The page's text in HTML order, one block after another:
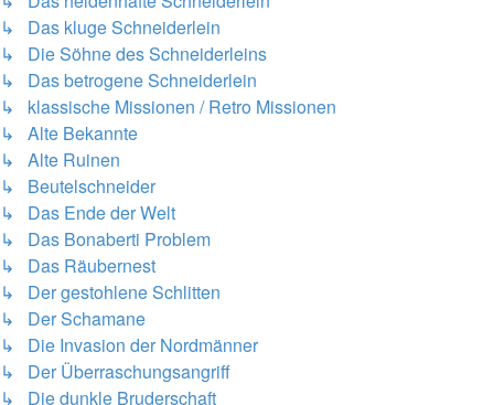
↳ Das kluge Schneiderlein
↳ Die Söhne des Schneiderleins
↳ Das betrogene Schneiderlein
↳ klassische Missionen / Retro Missionen
↳ Alte Bekannte
↳ Alte Ruinen
↳ Beutelschneider
↳ Das Ende der Welt
↳ Das Bonaberti Problem
↳ Das Räubernest
↳ Der gestohlene Schlitten
↳ Der Schamane
↳ Die Invasion der Nordmänner
↳ Der Überraschungsangriff
↳ Die dunkle Bruderschaft